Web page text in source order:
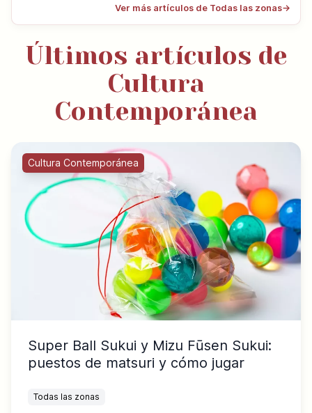
Ver más artículos de Todas las zonas→
Últimos artículos de
Cultura
Contemporánea
Cultura Contemporánea
Super Ball Sukui y Mizu Fūsen Sukui:
puestos de matsuri y cómo jugar
Todas las zonas